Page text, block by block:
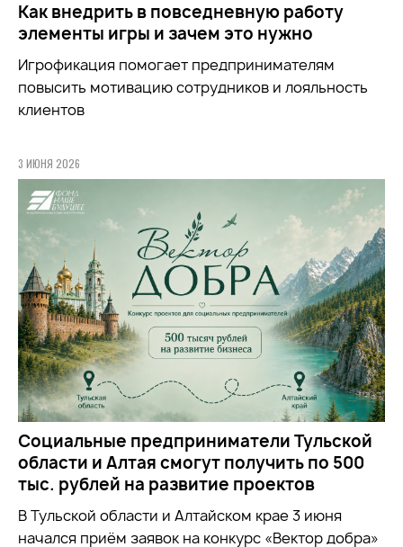
Как внедрить в повседневную работу
элементы игры и зачем это нужно
Игрофикация помогает предпринимателям
повысить мотивацию сотрудников и лояльность
клиентов
3 ИЮНЯ 2026
Социальные предприниматели Тульской
области и Алтая смогут получить по 500
тыс. рублей на развитие проектов
В Тульской области и Алтайском крае 3 июня
начался приём заявок на конкурс «Вектор добра»